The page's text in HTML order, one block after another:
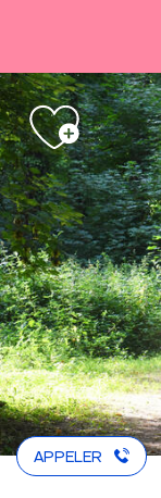
principal
APPELER